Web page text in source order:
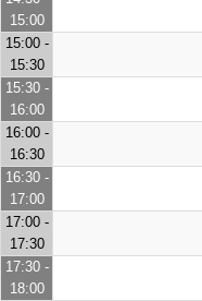
15:00
15:00 -
15:30
15:30 -
16:00
16:00 -
16:30
16:30 -
17:00
17:00 -
17:30
17:30 -
18:00